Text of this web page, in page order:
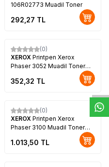
WhtsappDeseHatt
106R02773 Muadil Toner
292,27 TL
(0)
XEROX Printpen Xerox
Phaser 3052 Muadil Toner
352,32 TL
(0)
XEROX Printpen Xerox
Phaser 3100 Muadil Toner
1.013,50 TL